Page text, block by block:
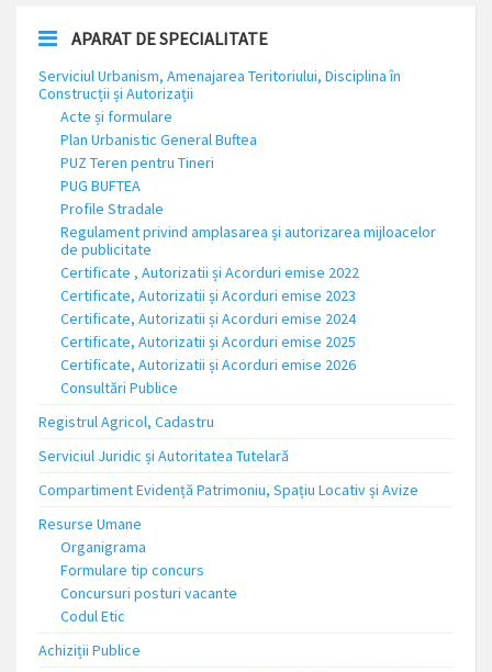
APARAT DE SPECIALITATE
Serviciul Urbanism, Amenajarea Teritoriului, Disciplina în
Construcții și Autorizații
Acte și formulare
Plan Urbanistic General Buftea
PUZ Teren pentru Tineri
PUG BUFTEA
Profile Stradale
Regulament privind amplasarea și autorizarea mijloacelor
de publicitate
Certificate , Autorizatii și Acorduri emise 2022
Certificate, Autorizatii și Acorduri emise 2023
Certificate, Autorizatii și Acorduri emise 2024
Certificate, Autorizatii și Acorduri emise 2025
Certificate, Autorizatii și Acorduri emise 2026
Consultări Publice
Registrul Agricol, Cadastru
Serviciul Juridic și Autoritatea Tutelară
Compartiment Evidență Patrimoniu, Spațiu Locativ și Avize
Resurse Umane
Organigrama
Formulare tip concurs
Concursuri posturi vacante
Codul Etic
Achiziții Publice